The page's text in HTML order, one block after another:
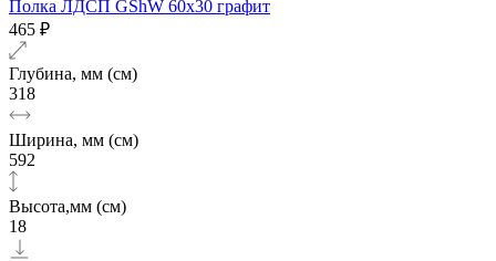
Полка ЛДСП GShW 60х30 графит
465 ₽
Глубина, мм (см)
318
Ширина, мм (см)
592
Высота,мм (см)
18